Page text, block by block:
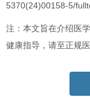
5370(24)00158-5/
注：本文旨在介绍医
健康指导，请至正规医